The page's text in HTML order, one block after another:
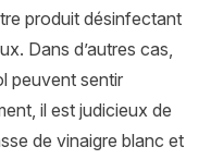
produit désinfectant
Dans d’autres cas,
peuvent sentir
il est judicieux de
de vinaigre blanc et